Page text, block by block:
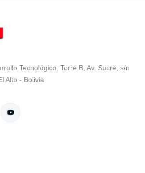
Tecnológico, Torre B, Av. Sucre, s/n
Alto - Bolivia